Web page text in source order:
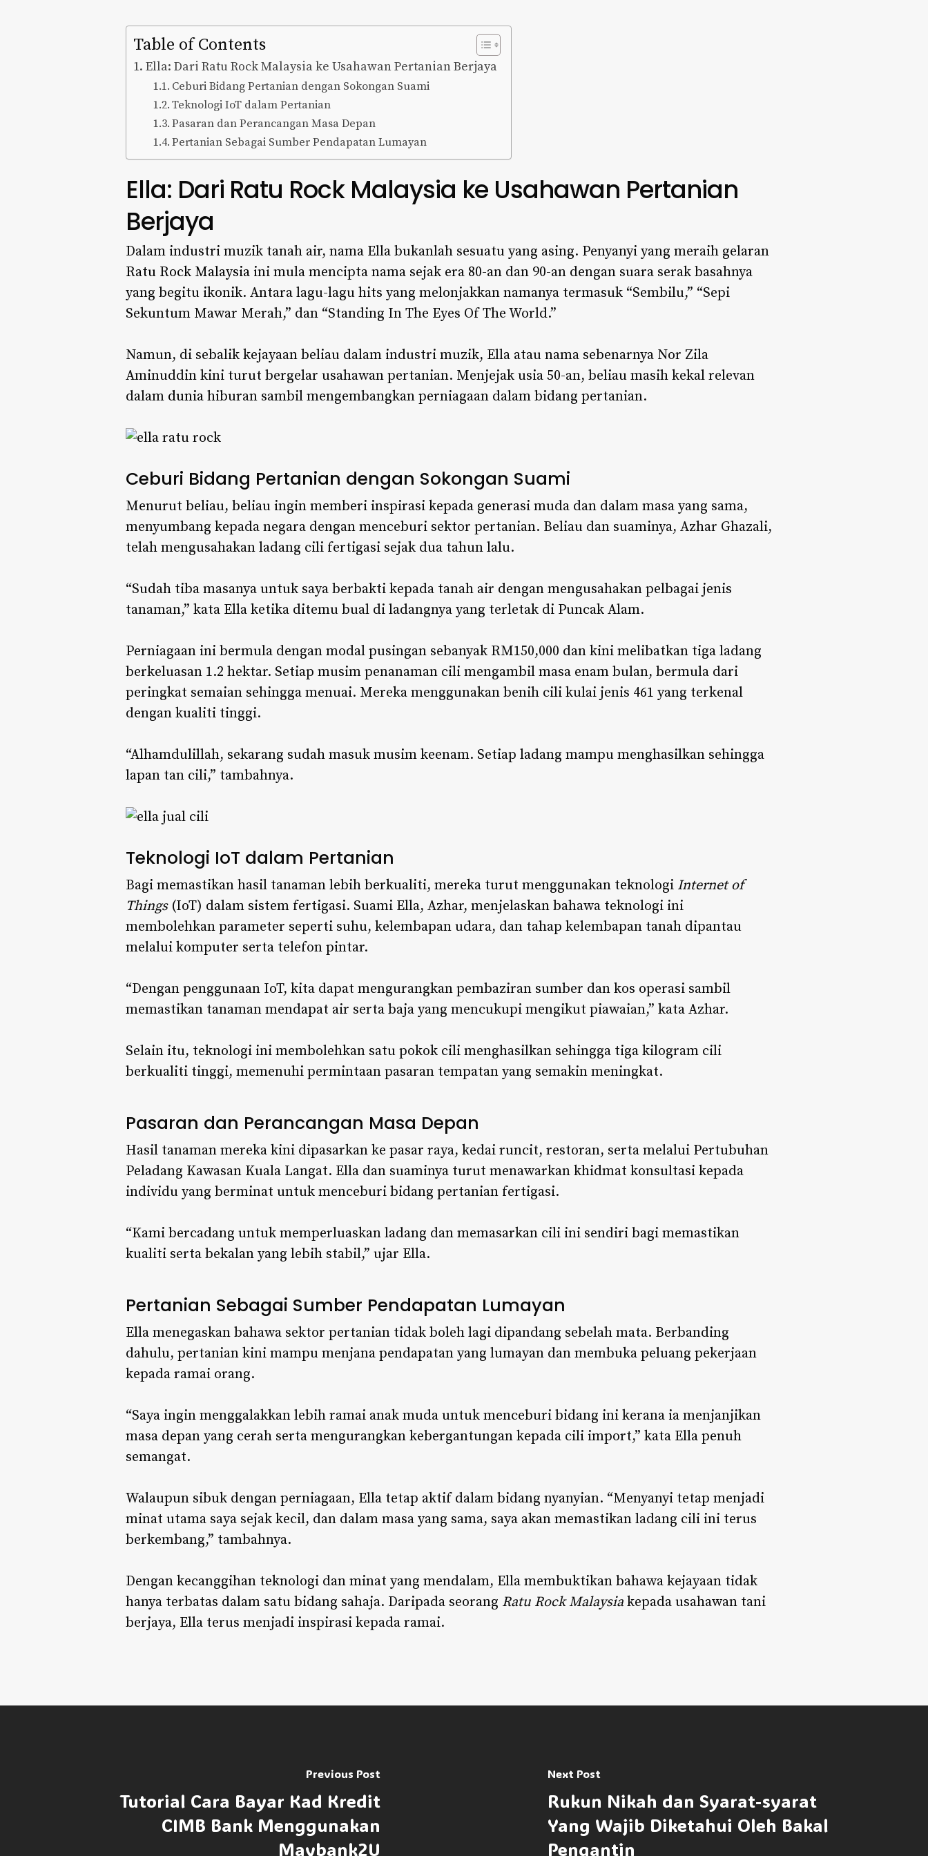
Table of Contents
Ella: Dari Ratu Rock Malaysia ke Usahawan Pertanian Berjaya
Ceburi Bidang Pertanian dengan Sokongan Suami
Teknologi IoT dalam Pertanian
Pasaran dan Perancangan Masa Depan
Pertanian Sebagai Sumber Pendapatan Lumayan
Ella: Dari Ratu Rock Malaysia ke Usahawan Pertanian
Berjaya
Dalam industri muzik tanah air, nama Ella bukanlah sesuatu yang asing. Penyanyi yang meraih gelaran
Ratu Rock Malaysia ini mula mencipta nama sejak era 80-an dan 90-an dengan suara serak basahnya
yang begitu ikonik. Antara lagu-lagu hits yang melonjakkan namanya termasuk “Sembilu,” “Sepi
Sekuntum Mawar Merah,” dan “Standing In The Eyes Of The World.”
Namun, di sebalik kejayaan beliau dalam industri muzik, Ella atau nama sebenarnya Nor Zila
Aminuddin kini turut bergelar usahawan pertanian. Menjejak usia 50-an, beliau masih kekal relevan
dalam dunia hiburan sambil mengembangkan perniagaan dalam bidang pertanian.
Ceburi Bidang Pertanian dengan Sokongan Suami
Menurut beliau, beliau ingin memberi inspirasi kepada generasi muda dan dalam masa yang sama,
menyumbang kepada negara dengan menceburi sektor pertanian. Beliau dan suaminya, Azhar Ghazali,
telah mengusahakan ladang cili fertigasi sejak dua tahun lalu.
“Sudah tiba masanya untuk saya berbakti kepada tanah air dengan mengusahakan pelbagai jenis
tanaman,” kata Ella ketika ditemu bual di ladangnya yang terletak di Puncak Alam.
Perniagaan ini bermula dengan modal pusingan sebanyak RM150,000 dan kini melibatkan tiga ladang
berkeluasan 1.2 hektar. Setiap musim penanaman cili mengambil masa enam bulan, bermula dari
peringkat semaian sehingga menuai. Mereka menggunakan benih cili kulai jenis 461 yang terkenal
dengan kualiti tinggi.
“Alhamdulillah, sekarang sudah masuk musim keenam. Setiap ladang mampu menghasilkan sehingga
lapan tan cili,” tambahnya.
Teknologi IoT dalam Pertanian
Bagi memastikan hasil tanaman lebih berkualiti, mereka turut menggunakan teknologi Internet of
Things(IoT) dalam sistem fertigasi. Suami Ella, Azhar, menjelaskan bahawa teknologi ini
membolehkan parameter seperti suhu, kelembapan udara, dan tahap kelembapan tanah dipantau
melalui komputer serta telefon pintar.
“Dengan penggunaan IoT, kita dapat mengurangkan pembaziran sumber dan kos operasi sambil
memastikan tanaman mendapat air serta baja yang mencukupi mengikut piawaian,” kata Azhar.
Selain itu, teknologi ini membolehkan satu pokok cili menghasilkan sehingga tiga kilogram cili
berkualiti tinggi, memenuhi permintaan pasaran tempatan yang semakin meningkat.
Pasaran dan Perancangan Masa Depan
Hasil tanaman mereka kini dipasarkan ke pasar raya, kedai runcit, restoran, serta melalui Pertubuhan
Peladang Kawasan Kuala Langat. Ella dan suaminya turut menawarkan khidmat konsultasi kepada
individu yang berminat untuk menceburi bidang pertanian fertigasi.
“Kami bercadang untuk memperluaskan ladang dan memasarkan cili ini sendiri bagi memastikan
kualiti serta bekalan yang lebih stabil,” ujar Ella.
Pertanian Sebagai Sumber Pendapatan Lumayan
Ella menegaskan bahawa sektor pertanian tidak boleh lagi dipandang sebelah mata. Berbanding
dahulu, pertanian kini mampu menjana pendapatan yang lumayan dan membuka peluang pekerjaan
kepada ramai orang.
“Saya ingin menggalakkan lebih ramai anak muda untuk menceburi bidang ini kerana ia menjanjikan
masa depan yang cerah serta mengurangkan kebergantungan kepada cili import,” kata Ella penuh
semangat.
Walaupun sibuk dengan perniagaan, Ella tetap aktif dalam bidang nyanyian. “Menyanyi tetap menjadi
minat utama saya sejak kecil, dan dalam masa yang sama, saya akan memastikan ladang cili ini terus
berkembang,” tambahnya.
Dengan kecanggihan teknologi dan minat yang mendalam, Ella membuktikan bahawa kejayaan tidak
hanya terbatas dalam satu bidang sahaja. Daripada seorang Ratu Rock Malaysia kepada usahawan tani
berjaya, Ella terus menjadi inspirasi kepada ramai.
Previous Post
Tutorial Cara Bayar Kad Kredit
CIMB Bank Menggunakan
Maybank2U
Next Post
Rukun Nikah dan Syarat-syarat
Yang Wajib Diketahui Oleh Bakal
Pengantin